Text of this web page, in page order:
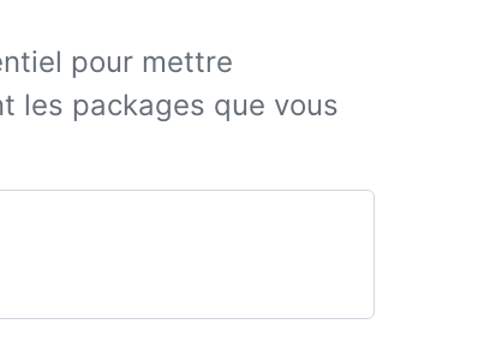
pour mettre
les packages que vous